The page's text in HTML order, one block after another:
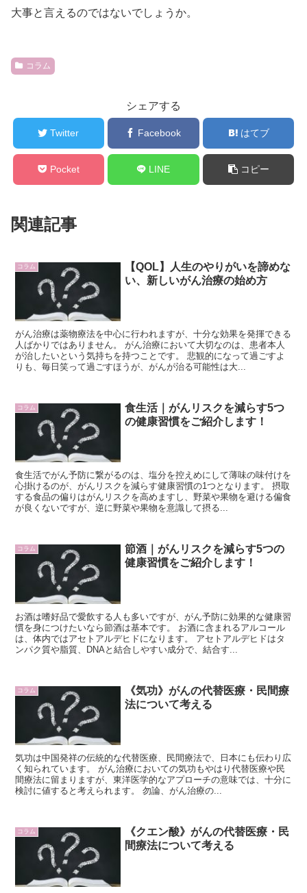
大事と言えるのではないでしょうか。
コラム
シェアする
Twitter Facebook はてブ
Pocket LINE コピー
関連記事
コラム
【QOL】人生のやりがいを諦めな
い、新しいがん治療の始め方
がん治療は薬物療法を中心に行われますが、十分な効果を発揮できる
人ばかりではありません。 がん治療において大切なのは、患者本人
が治したいという気持ちを持つことです。 悲観的になって過ごすよ
りも、毎日笑って過ごすほうが、がんが治る可能性は大...
コラム
食生活｜がんリスクを減らす5つ
の健康習慣をご紹介します！
食生活でがん予防に繋がるのは、塩分を控えめにして薄味の味付けを
心掛けるのが、がんリスクを減らす健康習慣の1つとなります。 摂取
する食品の偏りはがんリスクを高めますし、野菜や果物を避ける偏食
が良くないですが、逆に野菜や果物を意識して摂る...
コラム
節酒｜がんリスクを減らす5つの
健康習慣をご紹介します！
お酒は嗜好品で愛飲する人も多いですが、がん予防に効果的な健康習
慣を身につけたいなら節酒は基本です。 お酒に含まれるアルコール
は、体内ではアセトアルデヒドになります。 アセトアルデヒドはタ
ンパク質や脂質、DNAと結合しやすい成分で、結合す...
コラム
《気功》がんの代替医療・民間療
法について考える
気功は中国発祥の伝統的な代替医療、民間療法で、日本にも伝わり広
く知られています。 がん治療においての気功もやはり代替医療や民
間療法に留まりますが、東洋医学的なアプローチの意味では、十分に
検討に値すると考えられます。 勿論、がん治療の...
コラム
《クエン酸》がんの代替医療・民
間療法について考える